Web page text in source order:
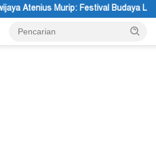
Lembah Baliem Dongkrak UMKM